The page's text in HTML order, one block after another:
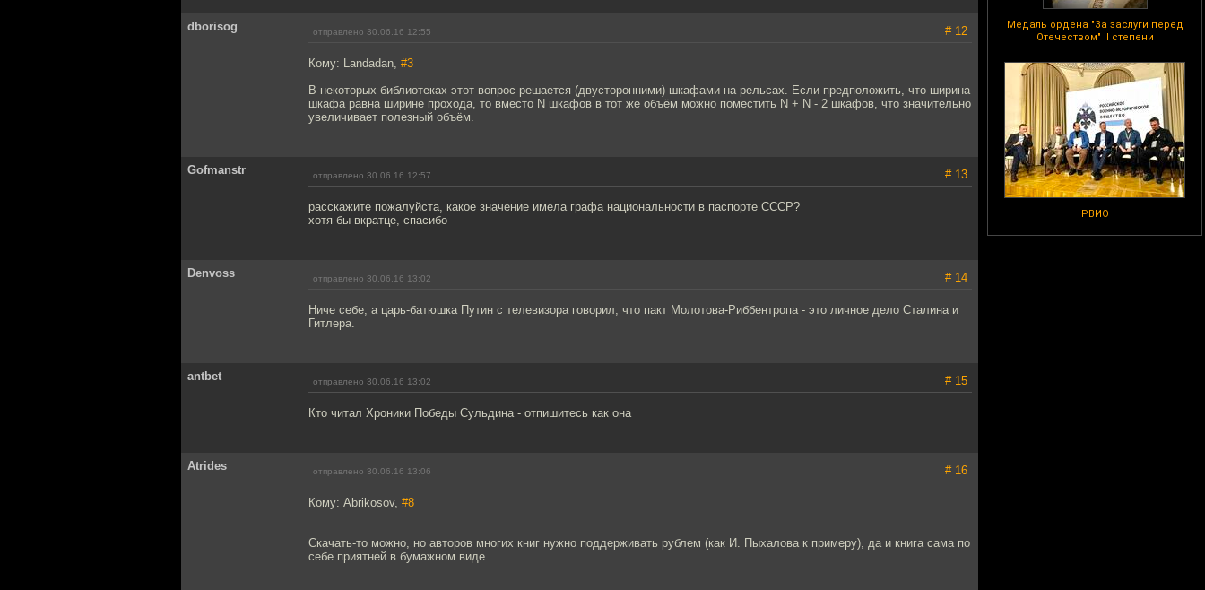
Медаль ордена "За заслуги перед
Отечеством" II степени
РВИО
dborisog отправлено 30.06.16 12:55 # 12
Кому: Landadan, #3
В некоторых библиотеках этот вопрос решается (двусторонними) шкафами на рельсах. Если предположить, что ширина
шкафа равна ширине прохода, то вместо N шкафов в тот же объём можно поместить N + N - 2 шкафов, что значительно
увеличивает полезный объём.
Gofmanstr отправлено 30.06.16 12:57 # 13
расскажите пожалуйста, какое значение имела графа национальности в паспорте СССР?
хотя бы вкратце, спасибо
Denvoss отправлено 30.06.16 13:02 # 14
Ниче себе, а царь-батюшка Путин с телевизора говорил, что пакт Молотова-Риббентропа - это личное дело Сталина и
Гитлера.
antbet отправлено 30.06.16 13:02 # 15
Кто читал Хроники Победы Сульдина - отпишитесь как она
Atrides отправлено 30.06.16 13:06 # 16
Кому: Abrikosov, #8
Скачать-то можно, но авторов многих книг нужно поддерживать рублем (как И. Пыхалова к примеру), да и книга сама по
себе приятней в бумажном виде.